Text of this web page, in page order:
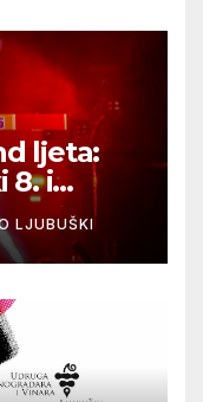
ljeta:
8. i
LJUBUŠKI